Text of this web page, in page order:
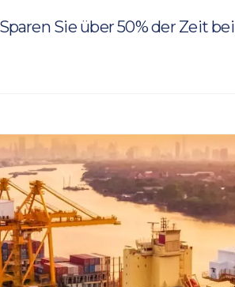
Sie über 50% der Zeit bei